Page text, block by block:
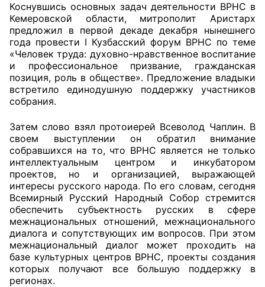
Общественный штаб
Члены ОП КО
Документы ОП КО
Регламент ОП КО
Положения
Соглашения
Рекомендации
Порядок работы ЦОН
Аппарат ОП КО
УСТАВ ГКУ “АППАРАТ ОП КО”
Коснувшись основных задач деятельности ВРНС в
Кемеровской области, митрополит Аристарх
предложил в первой декаде декабря нынешнего
года провести I Кузбасский форум ВРНС по теме
«Человек труда: духовно-нравственное воспитание
и профессиональное призвание, гражданская
позиция, роль в обществе». Предложение владыки
встретило единодушную поддержку участников
собрания.
Затем слово взял протоиерей Всеволод Чаплин. В
своем выступлении он обратил внимание
собравшихся на то, что ВРНС является не только
интеллектуальным центром и инкубатором
проектов, но и организацией, выражающей
интересы русского народа. По его словам, сегодня
Всемирный Русский Народный Собор стремится
обеспечить субъектность русских в сфере
межнациональных отношений, межнационального
диалога и сопутствующих им вопросов. При этом
межнациональный диалог может проходить на
базе культурных центров ВРНС, проекты создания
которых получают все большую поддержку в
регионах.